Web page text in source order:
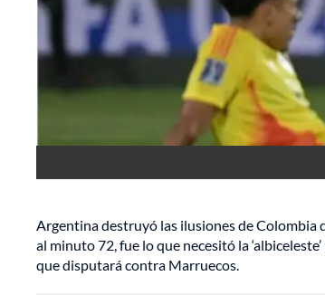
Argentina destruyó las ilusiones de Colombia
al minuto 72, fue lo que necesitó la
que disputará contra Marruecos.